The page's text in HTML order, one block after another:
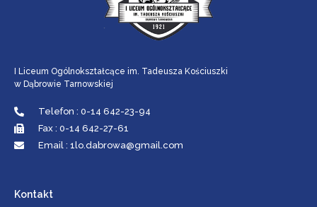
I Liceum Ogólnokształcące im. Tadeusza Kościuszki
w Dąbrowie Tarnowskiej
Telefon : 0-14 642-23-94
Fax : 0-14 642-27-61
Email : 1lo.dabrowa@gmail.com
Kontakt